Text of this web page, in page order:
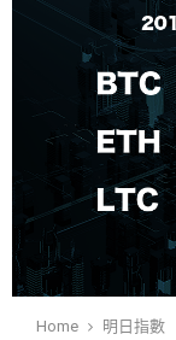
Home
明日指數